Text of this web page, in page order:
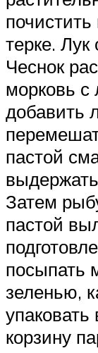
терке. Лук
Чеснок
морковь с
добавить
пастой
Затем
пастой
посыпать
зеленью,
корзину